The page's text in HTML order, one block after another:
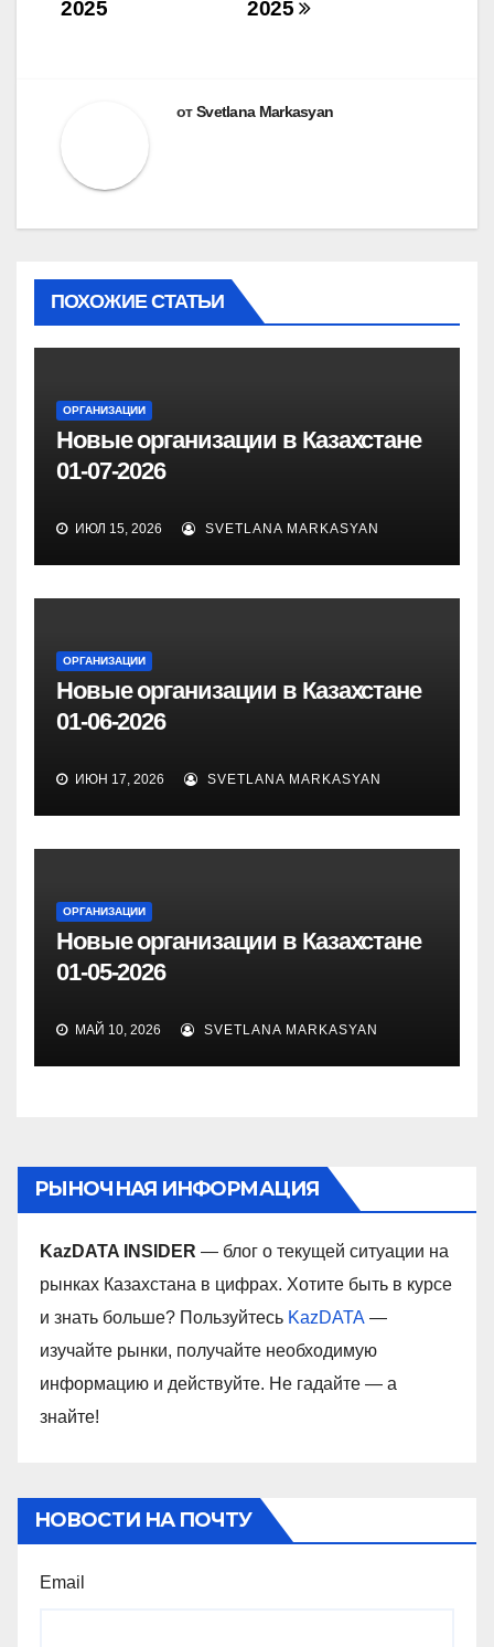
2025
2025
отSvetlana Markasyan
ПОХОЖИЕ СТАТЬИ
ОРГАНИЗАЦИИ
Новые организации в Казахстане
01-07-2026
ИЮЛ 15, 2026 SVETLANA MARKASYAN
ОРГАНИЗАЦИИ
Новые организации в Казахстане
01-06-2026
ИЮН 17, 2026 SVETLANA MARKASYAN
ОРГАНИЗАЦИИ
Новые организации в Казахстане
01-05-2026
МАЙ 10, 2026 SVETLANA MARKASYAN
РЫНОЧНАЯ ИНФОРМАЦИЯ
KazDATA INSIDER — блог о текущей ситуации на
рынках Казахстана в цифрах. Хотите быть в курсе
и знать больше? Пользуйтесь KazDATA —
изучайте рынки, получайте необходимую
информацию и действуйте. Не гадайте — а
знайте!
НОВОСТИ НА ПОЧТУ
Email